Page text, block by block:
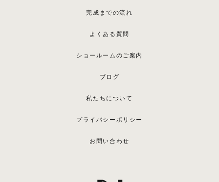
完成までの流れ
よくある質問
ショールームのご案内
ブログ
私たちについて
プライバシーポリシー
お問い合わせ